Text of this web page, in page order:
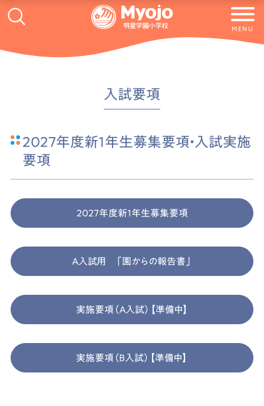
MENU
入試要項
2027年度新1年生募集要項・入試実施
要項
2027年度新1年生募集要項
A入試用 「園からの報告書」
実施要項（Ａ入試）【準備中】
実施要項（Ｂ入試）【準備中】